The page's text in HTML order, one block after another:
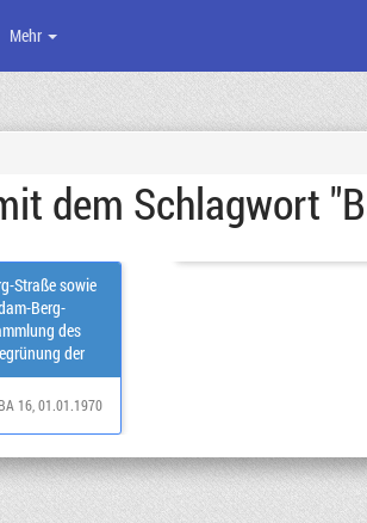
Mehr
dem Schlagwort
Berg-
16
Ramersdorf-Perlach am
BA 16, 01.01.1970